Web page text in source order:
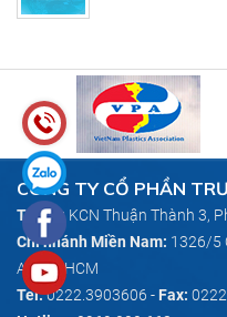
CÔNG TY CỔ PHẦN
Trụ sở:KCN Thuận Thành 3,
Chi nhánh Miền Nam: 1326/5
An, TP HCM
Tel:0222.3903606 -Fax: